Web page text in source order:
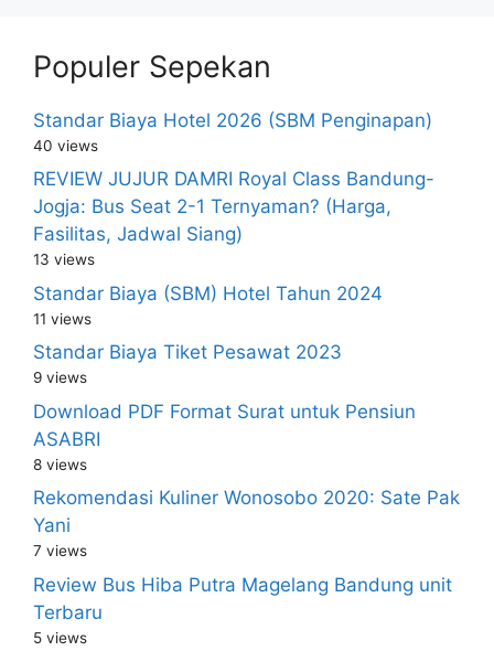
Populer Sepekan
Standar Biaya Hotel 2026 (SBM Penginapan)
40 views
REVIEW JUJUR DAMRI Royal Class Bandung-
Jogja: Bus Seat 2-1 Ternyaman? (Harga,
Fasilitas, Jadwal Siang)
13 views
Standar Biaya (SBM) Hotel Tahun 2024
11 views
Standar Biaya Tiket Pesawat 2023
9 views
Download PDF Format Surat untuk Pensiun
ASABRI
8 views
Rekomendasi Kuliner Wonosobo 2020: Sate Pak
Yani
7 views
Review Bus Hiba Putra Magelang Bandung unit
Terbaru
5 views